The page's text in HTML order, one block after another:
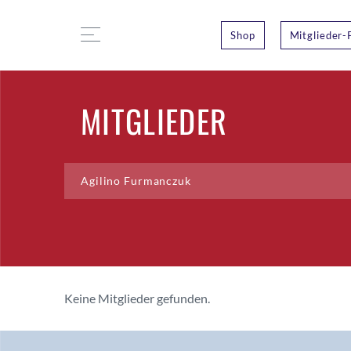
Shop Mitglieder-
MITGLIEDER
Keine Mitglieder gefunden.